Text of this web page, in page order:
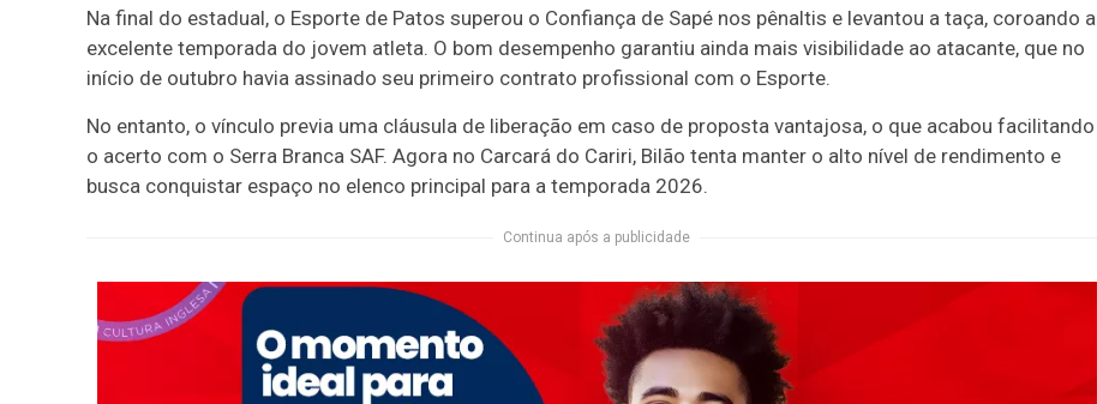
Na final do estadual, o Esporte de Patos superou o Confiança de Sapé nos pênaltis e levantou a taça, coroando a
excelente temporada do jovem atleta. O bom desempenho garantiu ainda mais visibilidade ao atacante, que no
início de outubro havia assinado seu primeiro contrato profissional com o Esporte.
No entanto, o vínculo previa uma cláusula de liberação em caso de proposta vantajosa, o que acabou facilitando
o acerto com o Serra Branca SAF. Agora no Carcará do Cariri, Bilão tenta manter o alto nível de rendimento e
busca conquistar espaço no elenco principal para a temporada 2026.
Continua após a publicidade